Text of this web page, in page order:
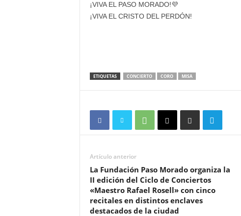
¡VIVA EL PASO MORADO!💜
¡VIVA EL CRISTO DEL PERDÓN!
ETIQUETAS CONCIERTO CORO MISA
Artículo anterior
La Fundación Paso Morado organiza la
II edición del Ciclo de Conciertos
«Maestro Rafael Rosell» con cinco
recitales en distintos enclaves
destacados de la ciudad